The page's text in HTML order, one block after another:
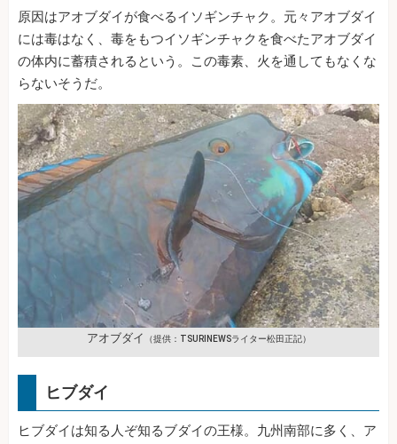
原因はアオブダイが食べるイソギンチャク。元々アオブダイ
には毒はなく、毒をもつイソギンチャクを食べたアオブダイ
の体内に蓄積されるという。この毒素、火を通してもなくな
らないそうだ。
アオブダイ （提供：TSURINEWSライター松田正記）
ヒブダイ
ヒブダイは知る人ぞ知るブダイの王様。九州南部に多く、ア